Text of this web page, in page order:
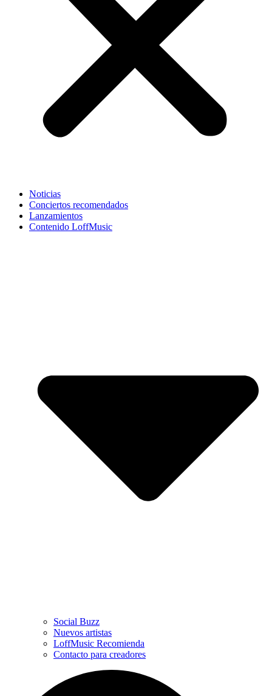
Noticias
Conciertos recomendados
Lanzamientos
Contenido LoffMusic
Social Buzz
Nuevos artistas
LoffMusic Recomienda
Contacto para creadores